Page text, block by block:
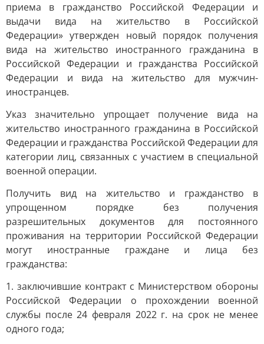
приема в гражданство Российской Федерации и
выдачи вида на жительство в Российской
Федерации» утвержден новый порядок получения
вида на жительство иностранного гражданина в
Российской Федерации и гражданства Российской
Федерации и вида на жительство для мужчин-
иностранцев.
Указ значительно упрощает получение вида на
жительство иностранного гражданина в Российской
Федерации и гражданства Российской Федерации для
категории лиц, связанных с участием в специальной
военной операции.
Получить вид на жительство и гражданство в
упрощенном порядке без получения
разрешительных документов для постоянного
проживания на территории Российской Федерации
могут иностранные граждане и лица без
гражданства:
1. заключившие контракт с Министерством обороны
Российской Федерации о прохождении военной
службы после 24 февраля 2022 г. на срок не менее
одного года;